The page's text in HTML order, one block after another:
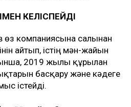
КЕЛІСПЕЙДІ
өз компаниясына салынған
айтып, істің мән-жайын
2019 жылы құрылған
басқару және кәдеге
істейді.